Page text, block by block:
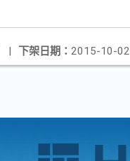
下架日期： 2015-10-02
|